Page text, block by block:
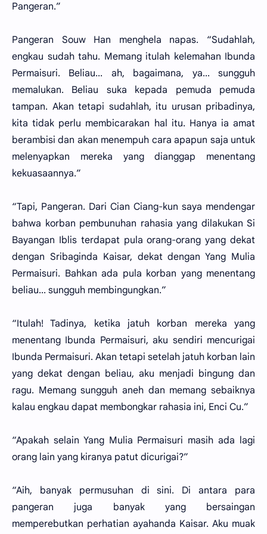
Pangeran.”
Pangeran Souw Han menghela napas. “Sudahlah,
engkau sudah tahu. Memang itulah kelemahan Ibunda
Permaisuri. Beliau... ah, bagaimana, ya... sungguh
memalukan. Beliau suka kepada pemuda pemuda
tampan. Akan tetapi sudahlah, itu urusan pribadinya,
kita tidak perlu membicarakan hal itu. Hanya ia amat
berambisi dan akan menempuh cara apapun saja untuk
melenyapkan mereka yang dianggap menentang
kekuasaannya.”
“Tapi, Pangeran. Dari Cian Ciang-kun saya mendengar
bahwa korban pembunuhan rahasia yang dilakukan Si
Bayangan Iblis terdapat pula orang-orang yang dekat
dengan Sribaginda Kaisar, dekat dengan Yang Mulia
Permaisuri. Bahkan ada pula korban yang menentang
beliau... sungguh membingungkan.”
“Itulah! Tadinya, ketika jatuh korban mereka yang
menentang Ibunda Permaisuri, aku sendiri mencurigai
Ibunda Permaisuri. Akan tetapi setelah jatuh korban lain
yang dekat dengan beliau, aku menjadi bingung dan
ragu. Memang sungguh aneh dan memang sebaiknya
kalau engkau dapat membongkar rahasia ini, Enci Cu.”
“Apakah selain Yang Mulia Permaisuri masih ada lagi
orang lain yang kiranya patut dicurigai?”
“Aih, banyak permusuhan di sini. Di antara para
pangeran juga banyak yang bersaingan
memperebutkan perhatian ayahanda Kaisar. Aku muak